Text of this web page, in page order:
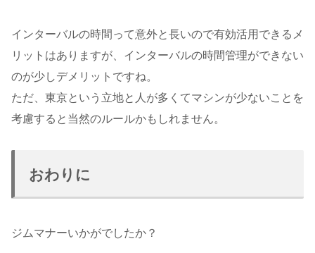
インターバルの時間って意外と長いので有効活用できるメ
リットはありますが、インターバルの時間管理ができない
のが少しデメリットですね。
ただ、東京という立地と人が多くてマシンが少ないことを
考慮すると当然のルールかもしれません。
おわりに
ジムマナーいかがでしたか？